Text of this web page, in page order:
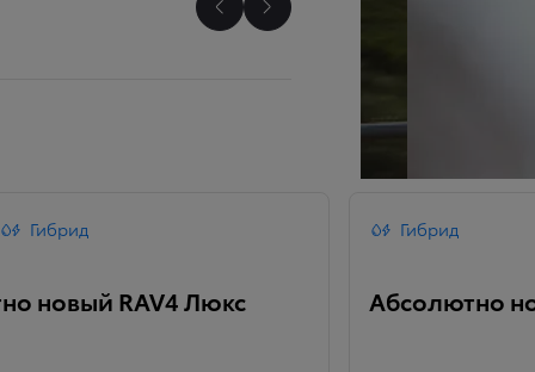
Прокрутить назад
Прокрутить вперед
Гибрид
новый RAV4 Люкс
Гибрид
Абсолютно